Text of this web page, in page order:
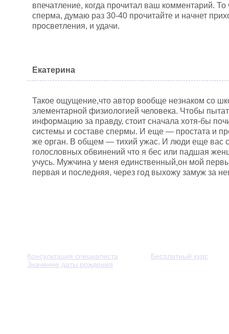
впечатление, когда прочитал ваш комментарий. То
сперма, думаю раз 30-40 прочитайте и начнет
просветления, и удачи.
Екатерина
Такое ощущение,что автор вообще незнаком со
элементарной физиологией человека. Чтобы
информацию за правду, стоит сначала хотя-бы
системы и составе спермы. И еще — простата и
же орган. В общем — тихий ужас. И люди еще вас
голословных обвинений что я бес или падшая
учусь. Мужчина у меня единственный,он мой
первая и последняя, через год выхожу замуж за
Консультация специалиста
Бесплатный курс
Значение даты рождения